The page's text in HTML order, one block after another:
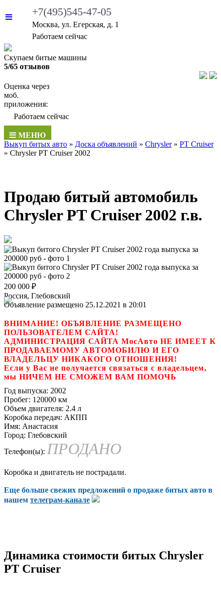
+7(495)545-47-05
Москва, ул. Егерская, д. 1
Работаем сейчас
Скупаем битые машины
5/65 отзывов
Оценка через
моб.
приложения:
Работаем сейчас
МЕНЮ
Выкуп битых авто » Доска объявлений » Chrysler» PT Cruiser
» Chrysler PT Cruiser 2002
Продаю битый автомобиль
Chrysler PT Cruiser 2002 г.в.
200 000 ₽
Россия, Глебовский
Объявление размещено 25.12.2021 в 20:01
ВНИМАНИЕ! ОБЪЯВЛЕНИЕ РАЗМЕЩЕНО
ПОЛЬЗОВАТЕЛЕМ САЙТА!
АДМИНИСТРАЦИЯ САЙТА МосАвто НЕ ИМЕЕТ К
ПРОДАВАЕМОМУ АВТОМОБИЛЮ И ЕГО
ВЛАДЕЛЬЦУ НИКАКОГО ОТНОШЕНИЯ!
Если у Вас не получается связаться с владельцем,
мы НИЧЕМ НЕ СМОЖЕМ ВАМ ПОМОЧЬ
Год выпуска: 2002
Пробег: 120000 км
Объем двигателя: 2.4 л
Коробка передач: АКПП
Имя: Анастасия
Город: Глебовский
Телефон(ы): ПРОДАНО
Коробка и двигатель не пострадали.
Еще больше свежих предложений о продаже битых авто в
нашем телеграм-канале
Динамика стоимости битых Chrysler
PT Cruiser